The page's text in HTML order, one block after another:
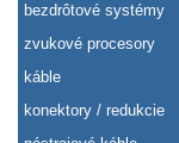
bezdrôtové systémy
zvukové procesory
káble
konektory / redukcie